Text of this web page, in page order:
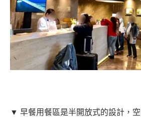
▼ 早餐用餐區是半開放式的設計，